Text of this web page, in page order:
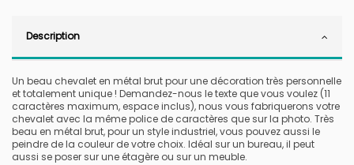
Description
Un beau chevalet en métal brut pour une décoration très personnelle
et totalement unique ! Demandez-nous le texte que vous voulez (11
caractères maximum, espace inclus), nous vous fabriquerons votre
chevalet avec la même police de caractères que sur la photo. Très
beau en métal brut, pour un style industriel, vous pouvez aussi le
peindre de la couleur de votre choix. Idéal sur un bureau, il peut
aussi se poser sur une étagère ou sur un meuble.